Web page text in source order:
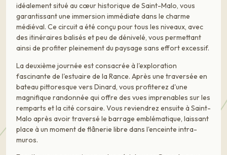
idéalement situé au cœur historique de Saint-Malo, vous
garantissant une immersion immédiate dans le charme
médiéval. Ce circuit a été conçu pour tous les niveaux, avec
des itinéraires balisés et peu de dénivelé, vous permettant
ainsi de profiter pleinement du paysage sans effort excessif.
La deuxième journée est consacrée à l'exploration
fascinante de l'estuaire de la Rance. Après une traversée en
bateau pittoresque vers Dinard, vous profiterez d'une
magnifique randonnée qui offre des vues imprenables sur les
remparts et la cité corsaire. Vous reviendrez ensuite à Saint-
Malo après avoir traversé le barrage emblématique, laissant
place à un moment de flânerie libre dans l'enceinte intra-
muros.